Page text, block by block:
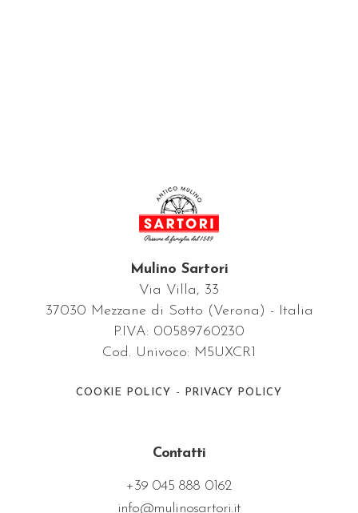
Mulino Sartori
Via Villa, 33
37030 Mezzane di Sotto (Verona) - Italia
P.IVA: 00589760230
Cod. Univoco: M5UXCR1
COOKIE POLICY - PRIVACY POLICY
Contatti
+39 045 888 0162
info@mulinosartori.it